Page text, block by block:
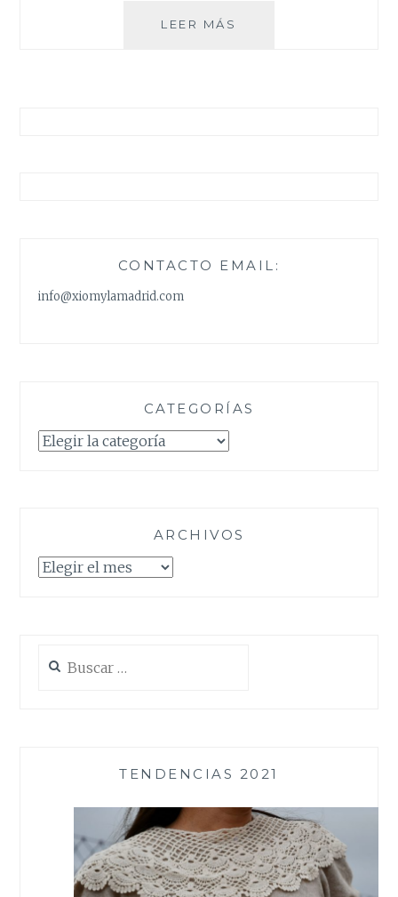
LEER MÁS
CONTACTO EMAIL:
info@xiomylamadrid.com
CATEGORÍAS
Categorías
ARCHIVOS
Archivos
TENDENCIAS 2021